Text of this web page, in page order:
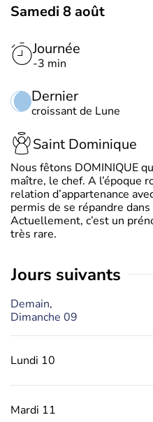
Samedi 8 août
Journée
-3 min
Dernier
croissant de Lune
Saint Dominique
Nous fêtons DOMINIQUE
maître, le chef. A l’époque
relation d’appartenance
permis de se répandre
Actuellement, c’est un
très rare.
jours suivants
Demain,
Dimanche 09
Lundi 10
Mardi 11